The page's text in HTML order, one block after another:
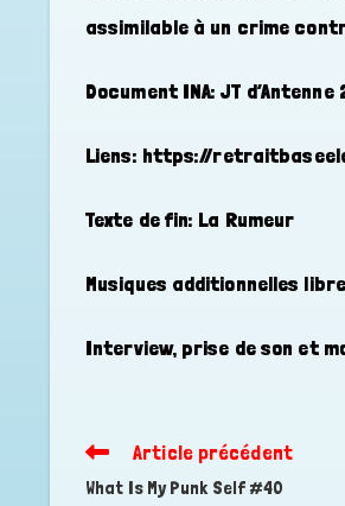
assimilable à un crime
Document INA: JT
Liens: https://
Texte de fin: La Rumeur
Musiques additionnelles
Interview, prise de son et
Read
articles
Article précédent
What Is My Punk Self #40